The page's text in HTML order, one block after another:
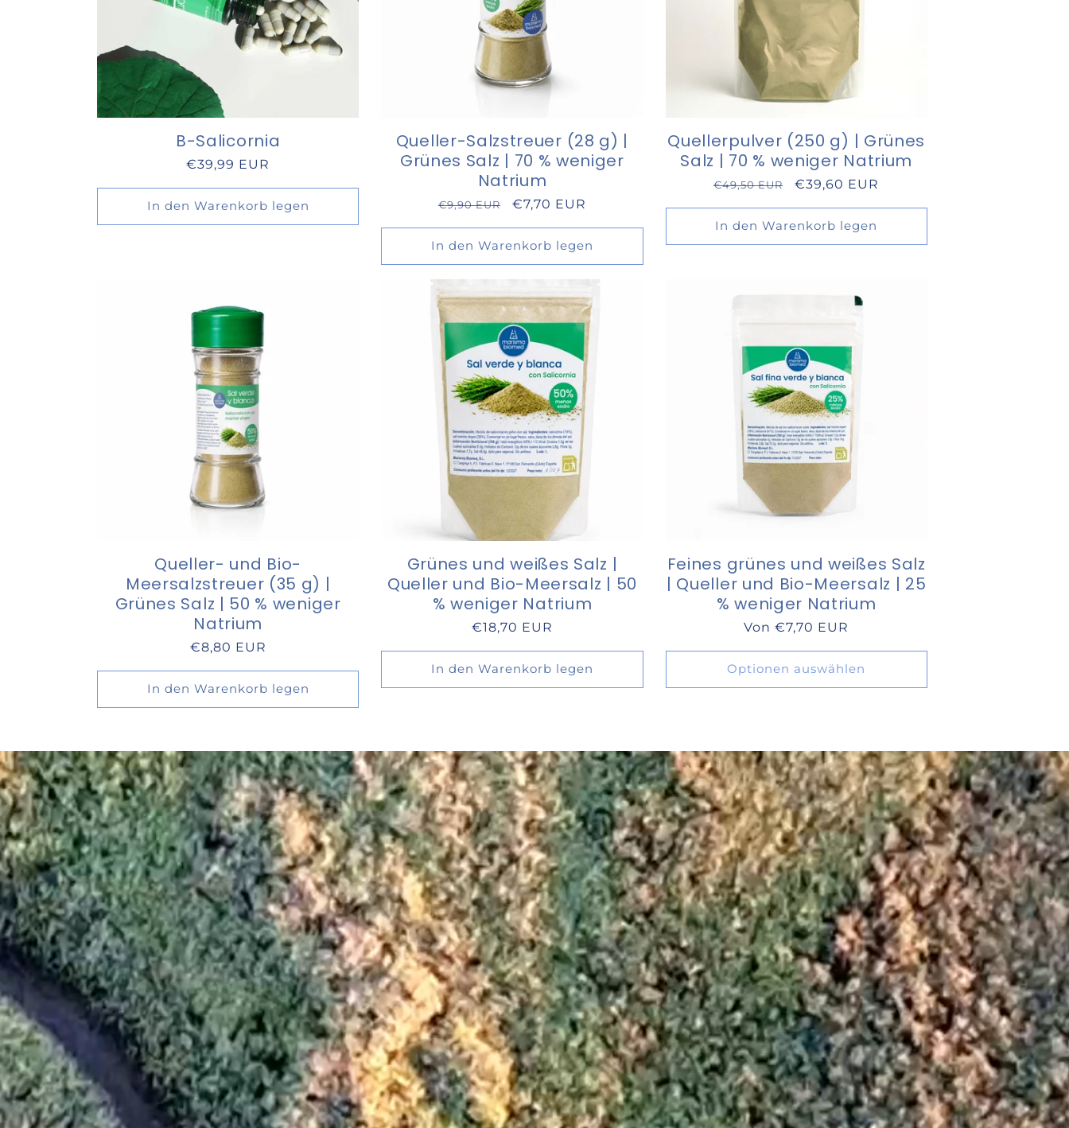
B-Salicornia
Normaler
€39,99 EUR
In den Warenkorb legen
Queller-Salzstreuer (28 g) |
Grünes Salz | 70 % weniger
Natrium
Normaler
€9,90 EUR Verkaufspreis
€7,70 EUR
In den Warenkorb legen
Quellerpulver (250 g) | Grünes
Salz | 70 % weniger Natrium
Normaler
€49,50 EUR Verkaufspreis
€39,60 EUR
In den Warenkorb legen
Queller- und Bio-
Meersalzstreuer (35 g) |
Grünes Salz | 50 % weniger
Natrium
Normaler
€8,80 EUR
In den Warenkorb legen
Grünes und weißes Salz |
Queller und Bio-Meersalz | 50
% weniger Natrium
Normaler
€18,70 EUR
In den Warenkorb legen
Feines grünes und weißes Salz
| Queller und Bio-Meersalz | 25
% weniger Natrium
Normaler
Von €7,70 EUR
Optionen auswählen